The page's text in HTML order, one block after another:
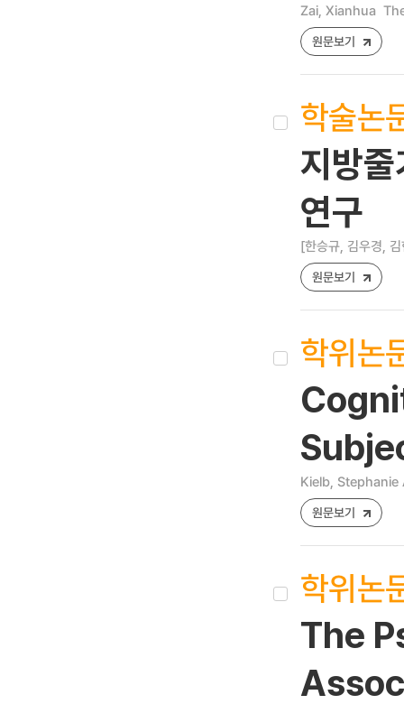
Zai, Xianhua
원문보기
학술논
지방
연구
[한승규, 김우경,
원문보기
학위논
Kielb, Stephanie
원문보기
학위논
The